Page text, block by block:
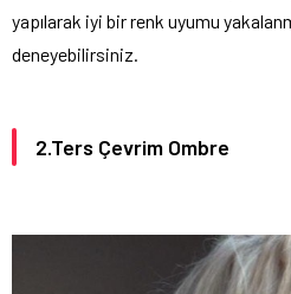
yapılarak iyi bir renk uyumu
deneyebilirsiniz.
2.Ters Çevrim Ombre